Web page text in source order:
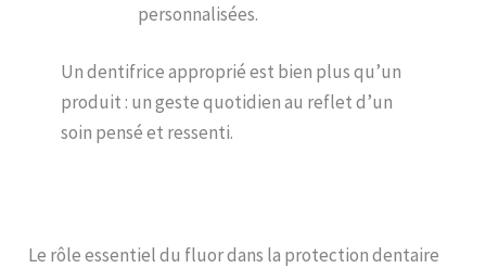
personnalisées.
Un dentifrice approprié est bien plus qu’un
produit : un geste quotidien au reflet d’un
soin pensé et ressenti.
Le rôle essentiel du fluor dans la protection dentaire